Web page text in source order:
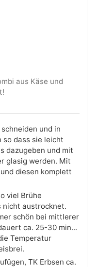
aus Käse und
und in
so dass sie leicht
dazugeben und mit
glasig werden. Mit
diesen komplett
viel Brühe
nicht austrocknet.
schön bei mittlerer
ca. 25-30 min...
Temperatur
TK Erbsen ca.